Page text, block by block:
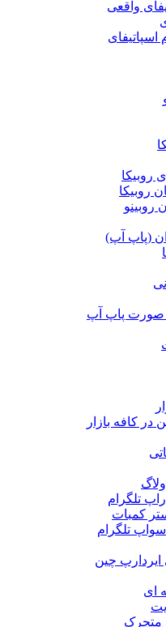
واقعی
اسپاتیفای
روبیکا
روبیکا
روبینو
(پاپ آپ)
صورت پاپ آپ
کافه بازار
تلگرام
کمبات
تلگرام
چین
ای
متحرک